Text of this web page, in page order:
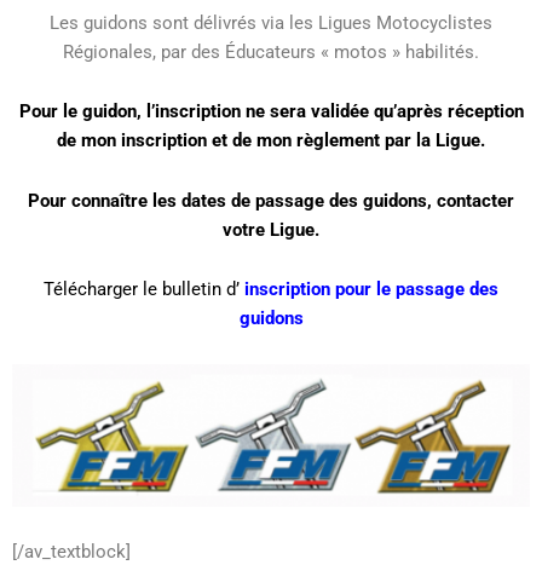
Les guidons sont délivrés via les Ligues Motocyclistes
Régionales, par des Éducateurs « motos » habilités.
Pour le guidon, l’inscription ne sera validée qu’après réception
de mon inscription et de mon règlement par la Ligue.
Pour connaître les dates de passage des guidons, contacter
votre Ligue.
Télécharger le bulletin d’ inscription pour le passage des
guidons
[/av_textblock]